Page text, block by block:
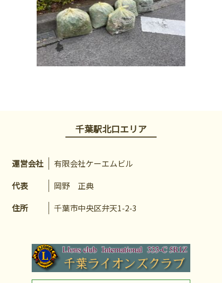
千葉駅北口エリア
運営会社
有限会社ケーエムビル
代表
岡野 正典
住所
千葉市中央区弁天1-2-3